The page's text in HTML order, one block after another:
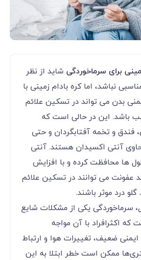
برای سرماخوردگی شاید از نظر
نباشد، اما کره بادام زمینی با
بدن می تواند در تسکین علائم
باشد. این در حالی است که
فندق و تخمه آفتابگردان و حتی
حاوی آنتی اکسیدان هستند. آنتی
ها محافظت کرده و با افزایش
عفونت می توانند در تسکین علائم
درد موثر باشند.
سرماخوردگی یکی از مشکلات شایع
که اکثرافراد با آن مواجه
ضعیف، تغییرات هوا و ارتباط
ممکن است خطر ابتلا به این